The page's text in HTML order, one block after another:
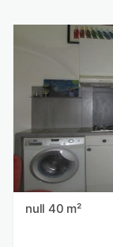
null 40 m²